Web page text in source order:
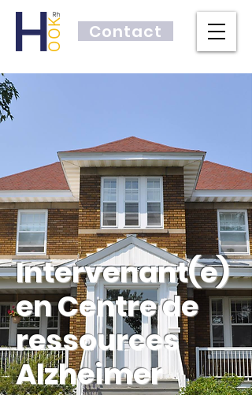
Contact
Intervenant(e)
en Centre de
ressources
Alzheimer